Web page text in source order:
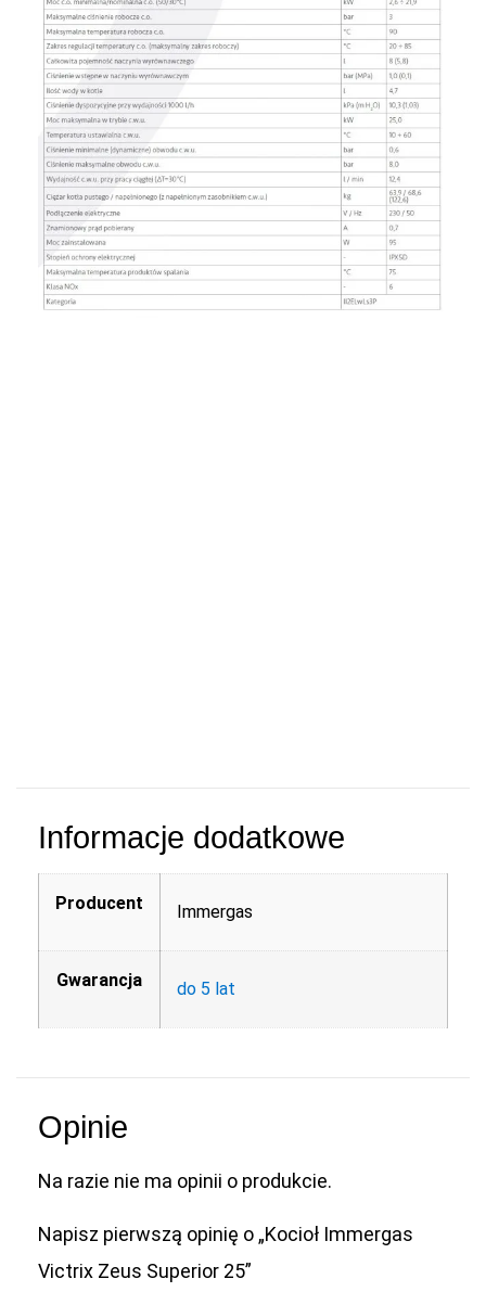
Informacje dodatkowe
Producent Immergas
Gwarancja do 5 lat
Opinie
Na razie nie ma opinii o produkcie.
Napisz pierwszą opinię o „Kocioł Immergas
Victrix Zeus Superior 25”